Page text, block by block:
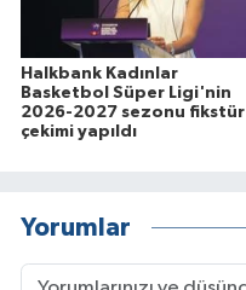
Halkbank Kadınlar
Basketbol Süper Ligi'nin
2026-2027 sezonu fikstür
çekimi yapıldı
Yorumlar